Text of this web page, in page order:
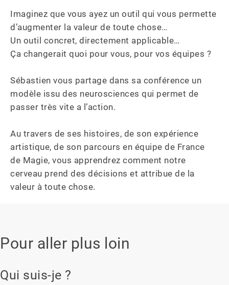
Imaginez que vous ayez un outil qui vous permette
d’augmenter la valeur de toute chose…
Un outil concret, directement applicable…
Ça changerait quoi pour vous, pour vos équipes ?
Sébastien vous partage dans sa conférence un
modèle issu des neurosciences qui permet de
passer très vite a l’action.
Au travers de ses histoires, de son expérience
artistique, de son parcours en équipe de France
de Magie, vous apprendrez comment notre
cerveau prend des décisions et attribue de la
valeur à toute chose.
Pour aller plus loin
Qui suis-je ?